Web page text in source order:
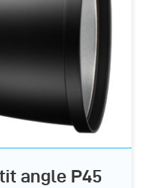
angle P45